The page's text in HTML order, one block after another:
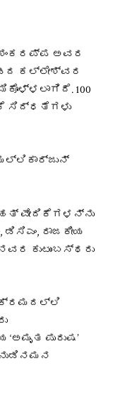
ಅವರ
ಕಲ್ಲೇಶ್ವರ
100
ಸಿದ್ಧತೆಗಳು
ವೇದಿಕೆಗಳನ್ನು
ರಾಜಕೀಯ
ಕುಟುಂಬಸ್ಥರು
ಪುರುಷ’